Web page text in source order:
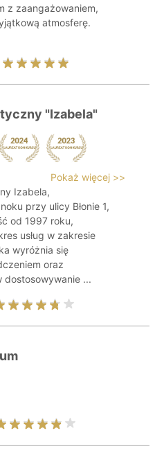
z zaangażowaniem,
atmosferę.
"Izabela"
Pokaż więcej >>
Izabela,
przy ulicy Błonie 1,
od 1997 roku,
usług w zakresie
wyróżnia się
oraz
dostosowywanie ...